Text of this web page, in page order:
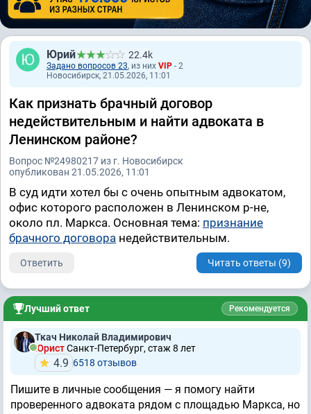
Юрий 22.4k
Задано вопросов 23, из них VIP - 2
Новосибирск, 21.05.2026, 11:01
Как признать брачный договор
недействительным и найти адвоката в
Ленинском районе?
Вопрос №24980217 из г. Новосибирск
опубликован 21.05.2026, 11:01
В суд идти хотел бы с очень опытным адвокатом,
офис которого расположен в Ленинском р-не,
около пл. Маркса. Основная тема: признание
брачного договора недействительным.
Ответить Читать ответы (9)
Лучший ответ Рекомендуется
Ткач Николай Владимирович
ЮристСанкт-Петербург, стаж 8 лет
4.9 6518 отзывов
Пишите в личные сообщения — я помогу найти
проверенного адвоката рядом с площадью Маркса, но